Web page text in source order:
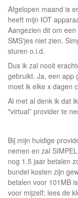
Afgelopen maand is
heeft mijn IOT
Aangezien dit om
SMS'jes niet zien.
sturen o.i.d.
Dus ik zal nooit
gebruikt. Ja, een app
moet ik elke x dagen
Al met al denk ik dat
"virtual” provider te
Bij mijn huidige
nemen en zal
nog 1.5 jaar betalen
bundel kosten zijn
betalen voor 101MB
voor mijzelf; lees de